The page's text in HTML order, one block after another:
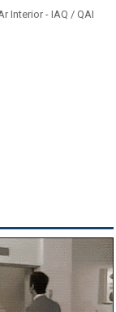
Interior - IAQ / QAI